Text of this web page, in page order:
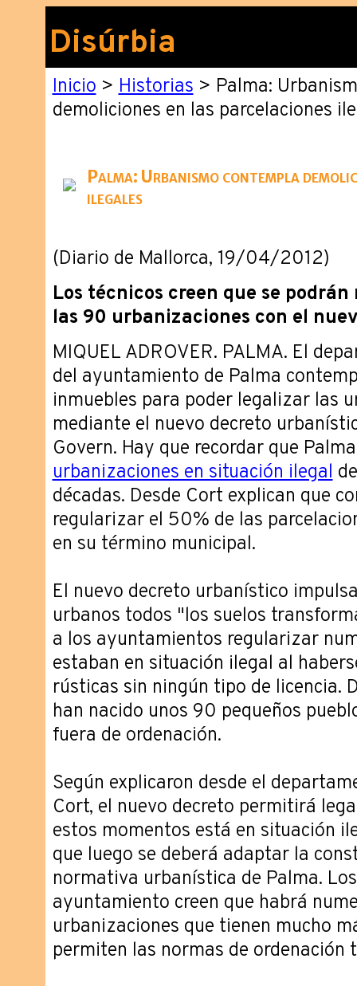
Disúrbia
Inicio>Historias> Palma:
demoliciones en las parcelaciones
Palma: Urbanismo contempla
ilegales
(Diario de Mallorca, 19/04/2012)
Los técnicos creen que se
las 90 urbanizaciones con el
MIQUEL ADROVER. PALMA. ­El
del ayuntamiento de Palma
inmuebles para poder legalizar las
mediante el nuevo decreto
Govern. Hay que recordar que
urbanizaciones en situación ilegal
décadas. Desde Cort explican que
regularizar el 50% de las
en su término municipal.
El nuevo decreto urbanístico
urbanos todos "los suelos
a los ayuntamientos regularizar
estaban en situación ilegal al
rústicas sin ningún tipo de licencia.
han nacido unos 90 pequeños
fuera de ordenación.
Según explicaron desde el
Cort, el nuevo decreto permitirá
estos momentos está en situación
que luego se deberá adaptar la
normativa urbanística de Palma.
ayuntamiento creen que habrá
urbanizaciones que tienen mucho
permiten las normas de